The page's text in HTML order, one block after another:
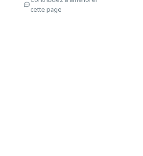
cette page